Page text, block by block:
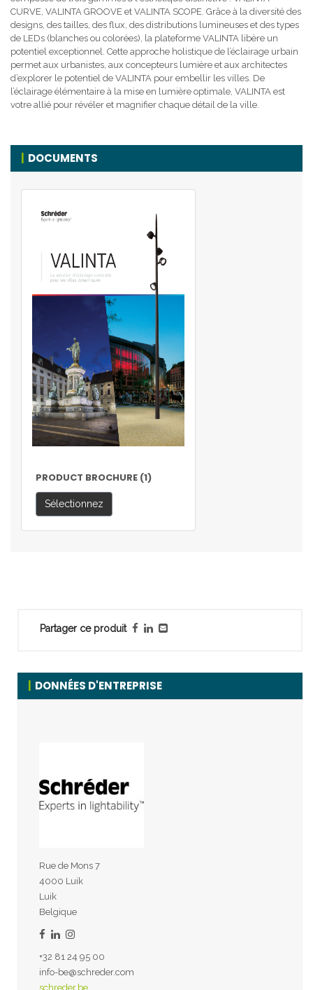
Partager ce produit
DONNÉES D'ENTREPRISE
Rue de Mons 7
4000 Luik
Luik
Belgique
+32 81 24 95 00
info-be@schreder.com
schreder.be
CURVE, VALINTA GROOVE et VALINTA SCOPE. Grâce à la diversité des
designs, des tailles, des flux, des distributions lumineuses et des types
de LEDs (blanches ou colorées), la plateforme VALINTA libère un
potentiel exceptionnel. Cette approche holistique de l’éclairage urbain
permet aux urbanistes, aux concepteurs lumière et aux architectes
d’explorer le potentiel de VALINTA pour embellir les villes. De
l’éclairage élémentaire à la mise en lumière optimale, VALINTA est
votre allié pour révéler et magnifier chaque détail de la ville.
DOCUMENTS
PRODUCT BROCHURE (1)
Sélectionnez